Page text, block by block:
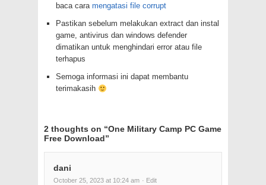
baca cara mengatasi file corrupt
Pastikan sebelum melakukan extract dan instal
game, antivirus dan windows defender
dimatikan untuk menghindari error atau file
terhapus
Semoga informasi ini dapat membantu
terimakasih
2 thoughts on “One Military Camp PC Game
Free Download”
dani
October 25, 2023 at 10:24 am · Edit